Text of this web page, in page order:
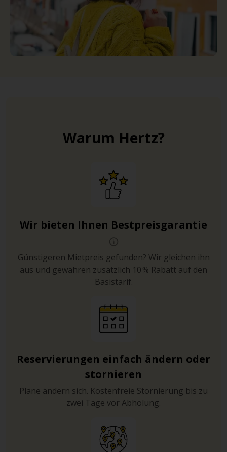
Warum Hertz?
Wir bieten Ihnen Bestpreisgarantie
Günstigeren Mietpreis gefunden? Wir gleichen ihn
aus und gewähren zusätzlich 10 % Rabatt auf den
Basistarif.
Reservierungen einfach ändern oder
stornieren
Pläne ändern sich. Kostenfreie Stornierung bis zu
zwei Tage vor Abholung.